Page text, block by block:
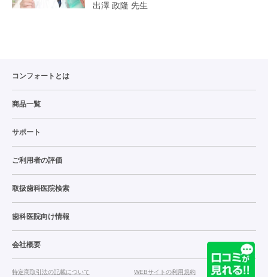
出澤 政隆 先生
コンフォートとは
商品一覧
サポート
ご利用者の評価
取扱歯科医院検索
歯科医院向け情報
会社概要
特定商取引法の記載について WEBサイトの利用規約